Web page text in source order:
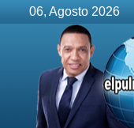
06, Agosto 2026